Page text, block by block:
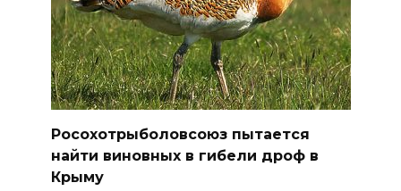
Росохотрыболовсоюз пытается
найти виновных в гибели дроф в
Крыму